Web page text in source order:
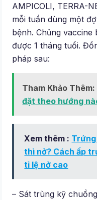
AMPICOLI, TERRA-
mỗi tuần dùng một
bệnh. Chủng
được 1 tháng tuổi.
pháp sau:
Tham Khảo Thêm:
đặt theo hướng
Xem thêm :
thì nở? Cách ấp
tỉ lệ nở cao
– Sát trùng kỹ